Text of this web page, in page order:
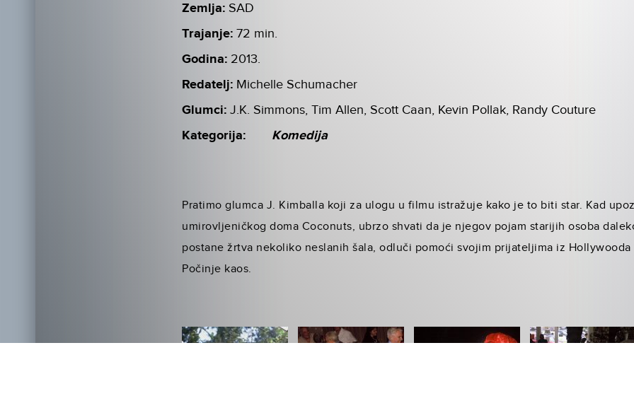
Zemlja: SAD
Trajanje: 72 min.
Godina: 2013.
Redatelj: Michelle Schumacher
Glumci: J.K. Simmons, Tim Allen, Scott Caan, Kevin Pollak, Randy Couture
Kategorija: Komedija
Pratimo glumca J. Kimballa koji za ulogu u filmu istražuje kako je to biti star. Kad
umirovljeničkog doma Coconuts, ubrzo shvati da je njegov pojam starijih osoba
postane žrtva nekoliko neslanih šala, odluči pomoći svojim prijateljima iz
Počinje kaos.